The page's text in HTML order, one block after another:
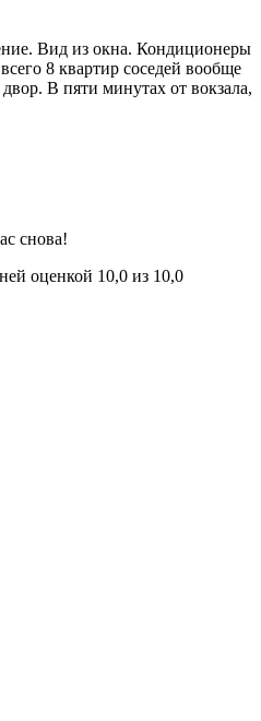
Вид из окна. Кондиционеры
8 квартир соседей вообще
В пяти минутах от вокзала,
снова!
оценкой 10,0 из 10,0